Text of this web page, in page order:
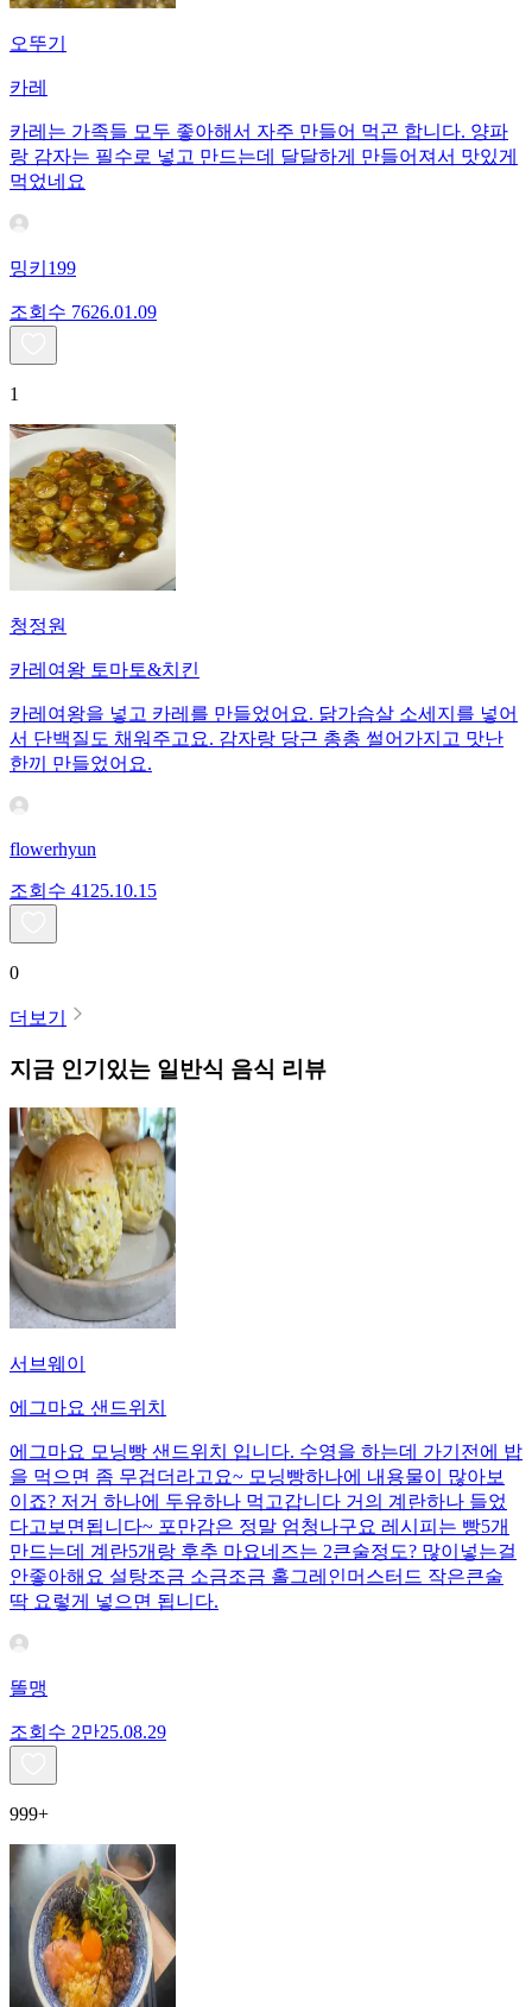
오뚜기
카레
카레는 가족들 모두 좋아해서 자주 만들어 먹곤 합니다. 양파
랑 감자는 필수로 넣고 만드는데 달달하게 만들어져서 맛있게
먹었네요
밍키199
조회수 7626.01.09
1
청정원
카레여왕 토마토&치킨
카레여왕을 넣고 카레를 만들었어요. 닭가슴살 소세지를 넣어
서 단백질도 채워주고요. 감자랑 당근 총총 썰어가지고 맛난
한끼 만들었어요.
flowerhyun
조회수 41 25.10.15
0
더보기
지금 인기있는 일반식 음식 리뷰
서브웨이
에그마요 샌드위치
에그마요 모닝빵 샌드위치 입니다. 수영을 하는데 가기전에 밥
을 먹으면 좀 무겁더라고요~ 모닝빵하나에 내용물이 많아보
이죠? 저거 하나에 두유하나 먹고갑니다 거의 계란하나 들었
다고보면됩니다~ 포만감은 정말 엄청나구요 레시피는 빵5개
만드는데 계란5개랑 후추 마요네즈는 2큰술정도? 많이넣는걸
안좋아해요 설탕조금 소금조금 홀그레인머스터드 작은큰술
딱 요렇게 넣으면 됩니다.
똘맹
조회수 2만25.08.29
999+